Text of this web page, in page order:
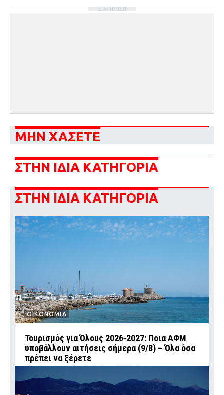
ΔΙΑΦΗΜΙΣΗ
ΜΗΝ ΧΑΣΕΤΕ
ΣΤΗΝ ΙΔΙΑ ΚΑΤΗΓΟΡΙΑ
ΣΤΗΝ ΙΔΙΑ ΚΑΤΗΓΟΡΙΑ
ΟΙΚΟΝΟΜΙΑ
Τουρισμός για Όλους 2026‑2027: Ποια ΑΦΜ
υποβάλλουν αιτήσεις σήμερα (9/8) – Όλα όσα
πρέπει να ξέρετε